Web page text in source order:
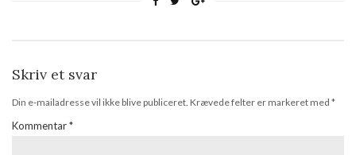
Skriv et svar
Din e-mailadresse vil ikke blive publiceret. Krævede felter er markeret med *
Kommentar*